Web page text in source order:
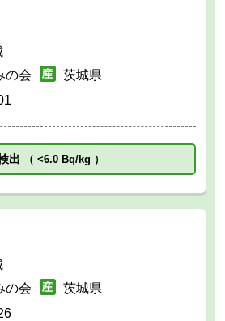
の会
茨城県
出 （ <6.0 Bq/kg ）
の会
茨城県